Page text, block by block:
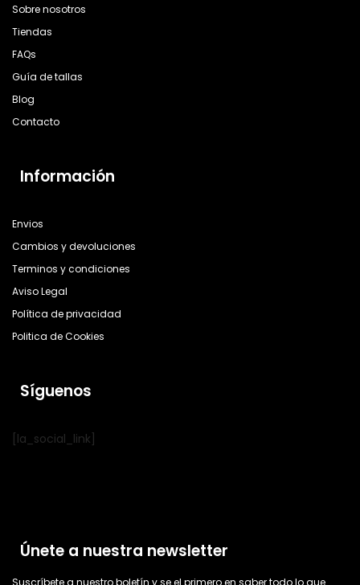
Sobre nosotros
Tiendas
FAQs
Guía de tallas
Blog
Contacto
Información
Envios
Cambios y devoluciones
Terminos y condiciones
Aviso Legal
Política de privacidad
Politica de Cookies
Síguenos
[la_social_link]
Únete a nuestra newsletter